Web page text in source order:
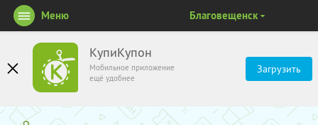
КупиКупон
Мобильное приложение
ещё удобнее
Загрузить
Меню Благовещенск